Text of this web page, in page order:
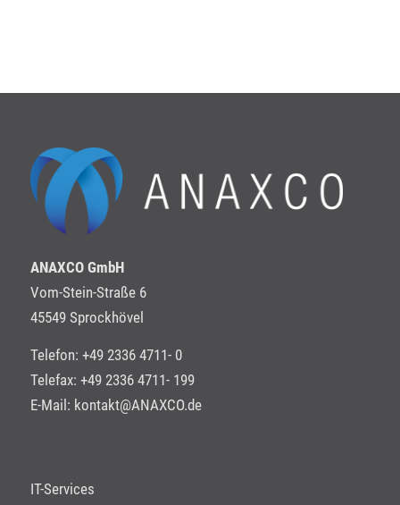
ANAXCO GmbH
Vom-Stein-Straße 6
45549 Sprockhövel
Telefon: +49 2336 4711- 0
Telefax: +49 2336 4711- 199
E-Mail: kontakt@ANAXCO.de
IT-Services